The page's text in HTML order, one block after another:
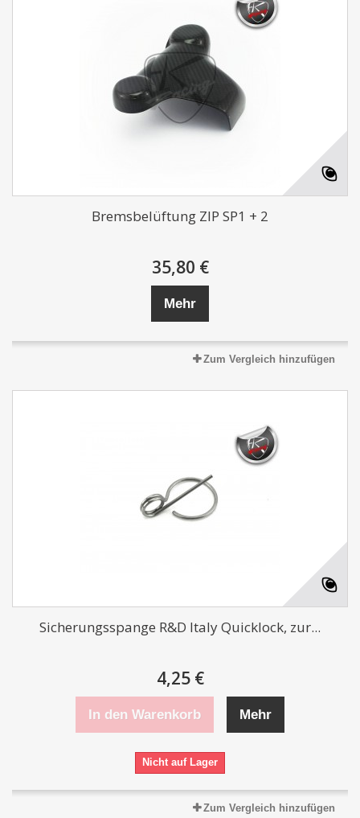
Bremsbelüftung ZIP SP1 + 2
35,80 €
Mehr
Zum Vergleich hinzufügen
Sicherungsspange R&D Italy Quicklock, zur...
4,25 €
In den Warenkorb Mehr
Nicht auf Lager
Zum Vergleich hinzufügen